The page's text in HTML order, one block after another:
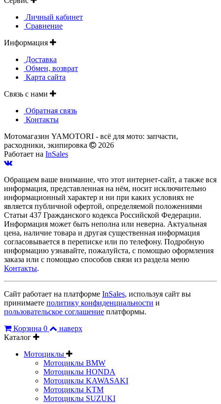
Личный кабинет
Сравнение
Информация
Доставка
Обмен, возврат
Карта сайта
Связь с нами
Обратная связь
Контакты
Мотомагазин YAMOTORI - всё для мото: запчасти,
расходники, экипировка
2026
Работает на InSales
Обращаем ваше внимание, что этот интернет-сайт, а также вся
информация, представленная на нём, носит исключительно
информационный характер и ни при каких условиях не
является публичной офертой, определяемой положениями
Статьи 437 Гражданского кодекса Российской Федерации.
Информация может быть неполна или неверна. Актуальная
цена, наличие товара и другая существенная информация
согласовывается в переписке или по телефону. Подробную
информацию узнавайте, пожалуйста, с помощью оформления
заказа или с помощью способов связи из раздела меню
Контакты.
Сайт работает на платформе InSales, используя сайт вы
принимаете политику конфиденциальности и
пользовательское соглашение платформы.
Корзина 0
наверх
Каталог
Мотоциклы
Мотоциклы BMW
Мотоциклы HONDA
Мотоциклы KAWASAKI
Мотоциклы KTM
Мотоциклы SUZUKI